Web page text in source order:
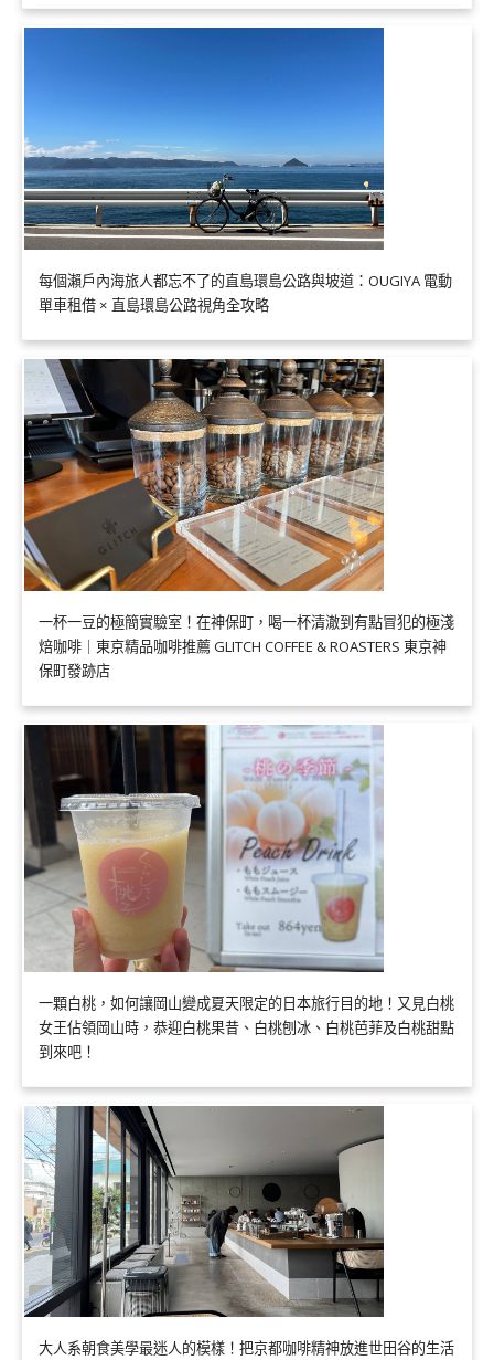
每個瀨戶內海旅人都忘不了的直島環島公路與坡道：OUGIYA 電動
單車租借 × 直島環島公路視角全攻略
一杯一豆的極簡實驗室！在神保町，喝一杯清澈到有點冒犯的極淺
焙咖啡｜東京精品咖啡推薦 GLITCH COFFEE & ROASTERS 東京神
保町發跡店
一顆白桃，如何讓岡山變成夏天限定的日本旅行目的地！又見白桃
女王佔領岡山時，恭迎白桃果昔、白桃刨冰、白桃芭菲及白桃甜點
到來吧！
大人系朝食美學最迷人的模樣！把京都咖啡精神放進世田谷的生活